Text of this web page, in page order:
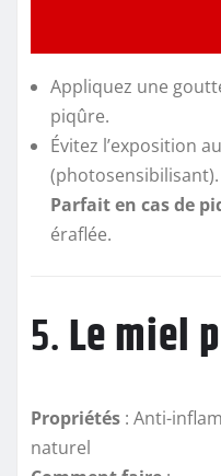
Appliquez une
piqûre.
Évitez l’exposition
(photosensibilisant).
Parfait en cas de
éraflée.
5.Le miel
Propriétés : Anti-
naturel